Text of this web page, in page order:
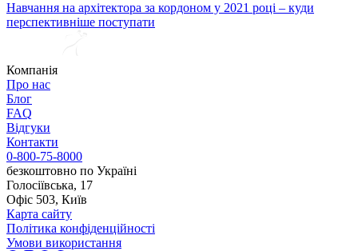
Навчання на архітектора за кордоном у 2021 році – куди
перспективніше поступати
Компанія
Про нас
Блог
FAQ
Відгуки
Контакти
0-800-75-8000
безкоштовно по Україні
Голосіївська, 17
Офіс 503, Київ
Карта сайту
Політика конфіденційності
Умови використання